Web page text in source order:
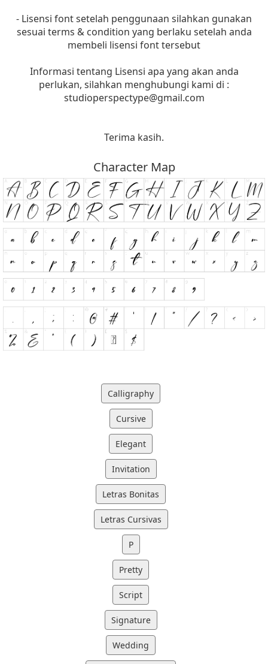
- Lisensi font setelah penggunaan silahkan gunakan
sesuai terms & condition yang berlaku setelah anda
membeli lisensi font tersebut
Informasi tentang Lisensi apa yang akan anda
perlukan, silahkan menghubungi kami di :
studioperspectype@gmail.com
Terima kasih.
Character Map
Calligraphy
Cursive
Elegant
Invitation
Letras Bonitas
Letras Cursivas
P
Pretty
Script
Signature
Wedding